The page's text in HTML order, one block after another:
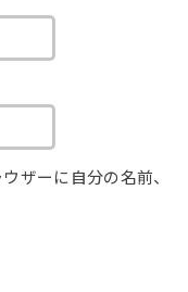
ザーに自分の名前、